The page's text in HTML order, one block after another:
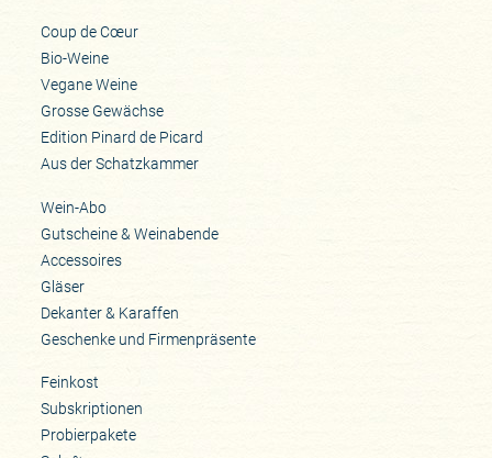
Coup de Cœur
Bio-Weine
Vegane Weine
Grosse Gewächse
Edition Pinard de Picard
Aus der Schatzkammer
Wein-Abo
Gutscheine & Weinabende
Accessoires
Gläser
Dekanter & Karaffen
Geschenke und Firmenpräsente
Feinkost
Subskriptionen
Probierpakete